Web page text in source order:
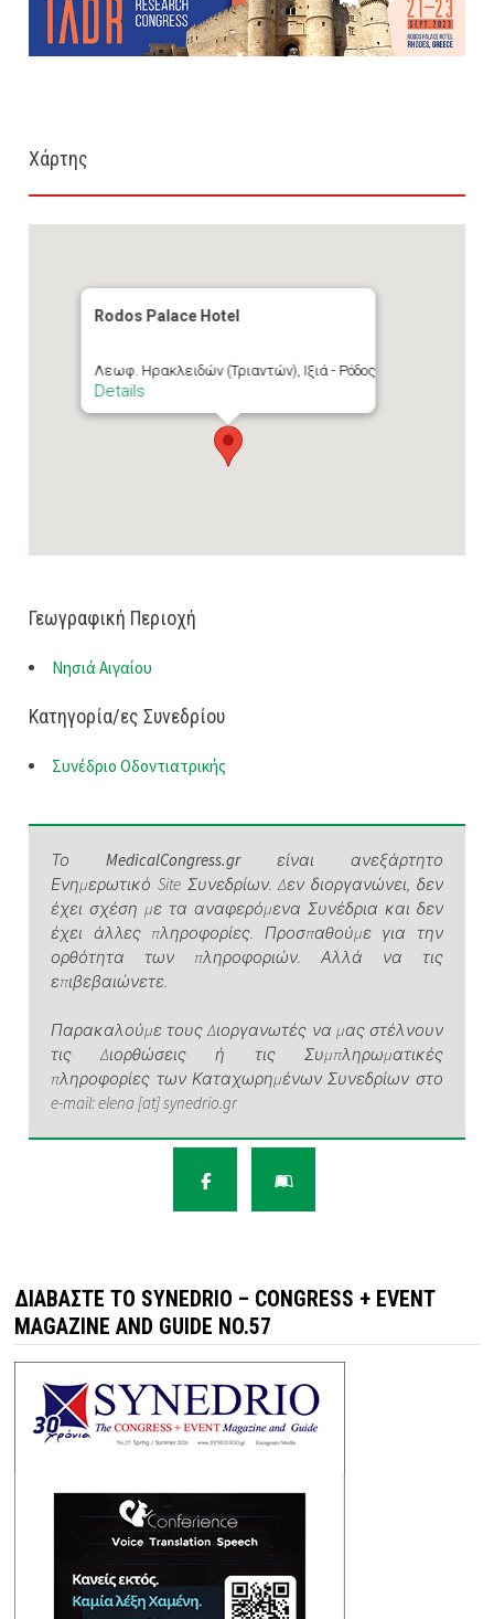
Χάρτης
Rodos Palace Hotel
Λεωφ. Ηρακλειδών (Τριαντών), Ιξιά - Ρόδος
Details
Γεωγραφική Περιοχή
Νησιά Αιγαίου
Κατηγορία/ες Συνεδρίου
Συνέδριο Οδοντιατρικής
ΤοMedicalCongress.grείναι ανεξάρτητο
Ενημερωτικό Site Συνεδρίων. Δεν διοργανώνει, δεν
έχει σχέση με τα αναφερόμενα Συνέδρια και δεν
έχει άλλες πληροφορίες. Προσπαθούμε για την
ορθότητα των πληροφοριών. Αλλά να τις
επιβεβαιώνετε.
Παρακαλούμε τους Διοργανωτές να μας στέλνουν
τις Διορθώσεις ή τις Συμπληρωματικές
πληροφορίες των Καταχωρημένων Συνεδρίων στο
e-mail: elena [at] synedrio.gr
ΔΙΑΒΆΣΤΕ ΤΟ SYNEDRIO – CONGRESS + EVENT
MAGAZINE AND GUIDE NO.57